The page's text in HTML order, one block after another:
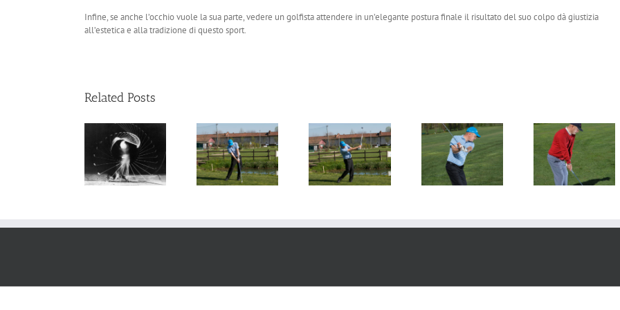
Infine, se anche l’occhio vuole la sua parte, vedere un golfista attendere in un’elegante postura finale il risultato del suo colpo dà giustizia
all’estetica e alla tradizione di questo sport.
Related Posts
I 5 fattori
fondamentali
Problemi di
distanza
Come imparare
lo swing
Il Take-Away
Lo swing
cerchio